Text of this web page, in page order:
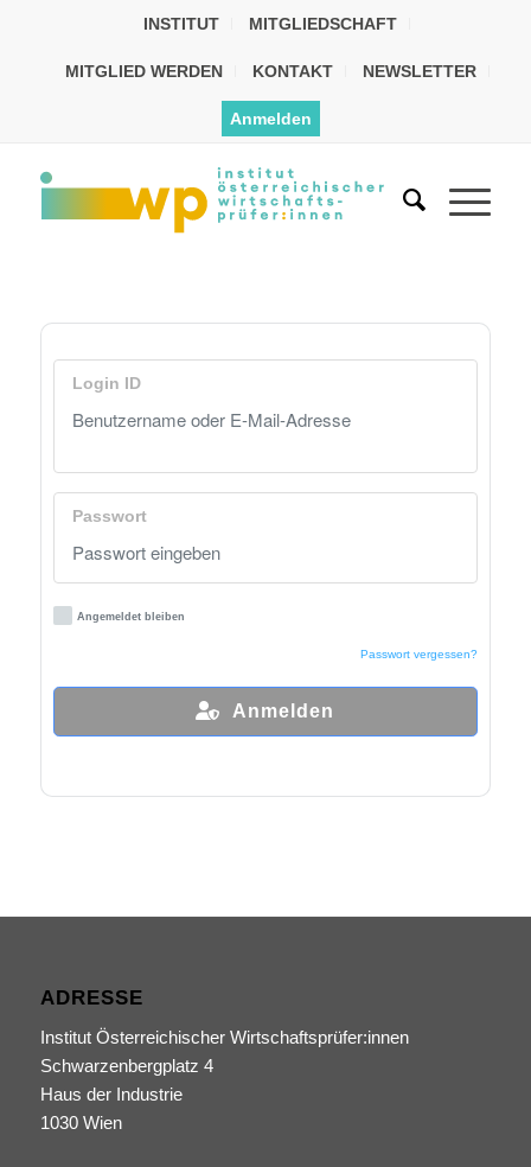
INSTITUT MITGLIEDSCHAFT
MITGLIED WERDEN KONTAKT NEWSLETTER
Anmelden
Login ID
Passwort
Angemeldet bleiben
Passwort vergessen?
Anmelden
ADRESSE
Institut Österreichischer Wirtschaftsprüfer:innen
Schwarzenbergplatz 4
Haus der Industrie
1030 Wien